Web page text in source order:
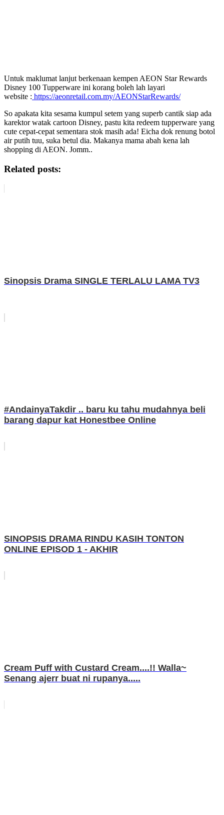
Untuk maklumat lanjut berkenaan kempen AEON Star Rewards
Disney 100 Tupperware ini korang boleh lah layari
website : https://aeonretail.com.my/AEONStarRewards/
So apakata kita sesama kumpul setem yang superb cantik siap ada
karektor watak cartoon Disney, pastu kita redeem tupperware yang
cute cepat-cepat sementara stok masih ada! Eicha dok renung botol
air putih tuu, suka betul dia. Makanya mama abah kena lah
shopping di AEON. Jomm..
Related posts:
Sinopsis Drama SINGLE TERLALU LAMA TV3
#AndainyaTakdir .. baru ku tahu mudahnya beli
barang dapur kat Honestbee Online
SINOPSIS DRAMA RINDU KASIH TONTON
ONLINE EPISOD 1 - AKHIR
Cream Puff with Custard Cream....!! Walla~
Senang ajerr buat ni rupanya.....